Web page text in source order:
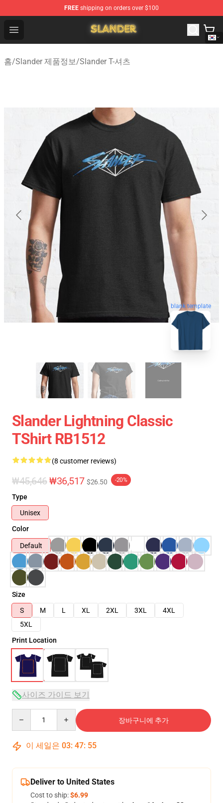
FREE shipping on orders over $100
Open menu
Slander Shop - Official Slander Merchandise Store
홈/Slander 제품정보/Slander T-셔츠
blank template
Slander Lightning Classic
TShirt RB1512
(8 customer reviews)
₩45,646₩36,517 $26.50 -20%
Type
Unisex
Color
Default
Size
S
M L XL 2XL 3XL
4XL
5XL
Print Location
사이즈 가이드 보기
장바구니에 추가
이 세일은 03: 47: 54
Deliver to United States
Cost to ship:$6.99